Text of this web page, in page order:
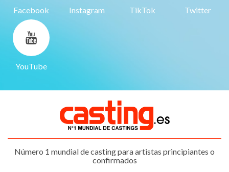
Facebook Instagram TikTok Twitter
YouTube
Número 1 mundial de casting para artistas principiantes o
confirmados